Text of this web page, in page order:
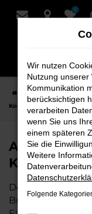
Zum
0
Startseite
Koch für Bremervörde
Audi A4
Koch für
Der Audi A4 ist
Bremervörde,
Wir nutzen
Nutzung
Kommunikation
berücksichtigen
verarbeiten
wenn Sie uns
einem späteren
Sie die
Weitere
Folgende